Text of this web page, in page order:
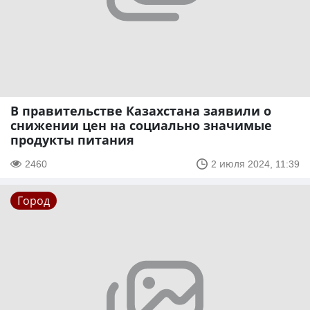
В правительстве Казахстана заявили о
снижении цен на социально значимые
продукты питания
2460 2 июля 2024, 11:39
Город